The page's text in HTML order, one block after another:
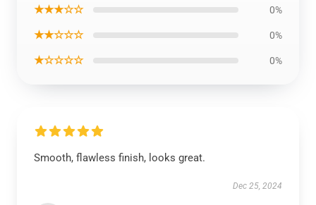
★★★☆☆ 0%
★★☆☆☆ 0%
★☆☆☆☆ 0%
Smooth, flawless finish, looks great.
Dec 25, 2024